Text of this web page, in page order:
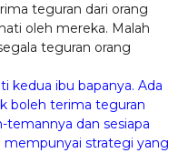
teguran dari orang
oleh mereka. Malah
teguran orang
kedua ibu bapanya. Ada
boleh terima teguran
temannya dan sesiapa
mempunyai strategi yang